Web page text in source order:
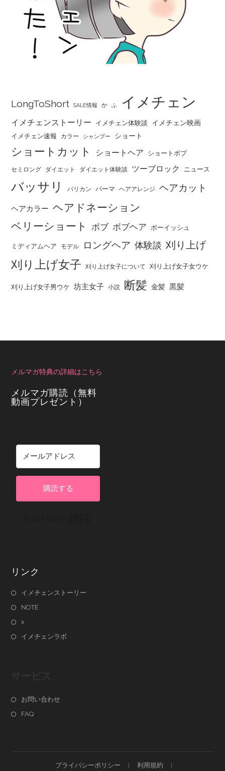
LongToShort SALE情報 か ふ イメチェン
イメチェンストーリー イメチェン体験談 イメチェン映画
イメチェン速報 カラー シャンプー ショート
ショートカット ショートヘア ショートボブ
セミロング ダイエット ダイエット体験談 ツーブロック ニュース
バッサリ バリカン パーマ ヘアアレンジ ヘアカット
ヘアカラー ヘアドネーション
ベリーショート
ボブ ボブヘア ボーイッシュ
ミディアムヘア モデル ロングヘア 体験談 刈り上げ
刈り上げ女子 刈り上げ女子について 刈り上げ女子女ウケ
刈り上げ女子男ウケ 坊主女子 小説 断髪 金髪 黒髪
メルマガ特典の詳細はこちら
メルマガ購読（無料
動画プレゼント）
購読する
リンク
イメチェンストーリー
NOTE
x
イメチェンラボ
お問い合わせ
FAQ
プライバシーポリシー 利用規約